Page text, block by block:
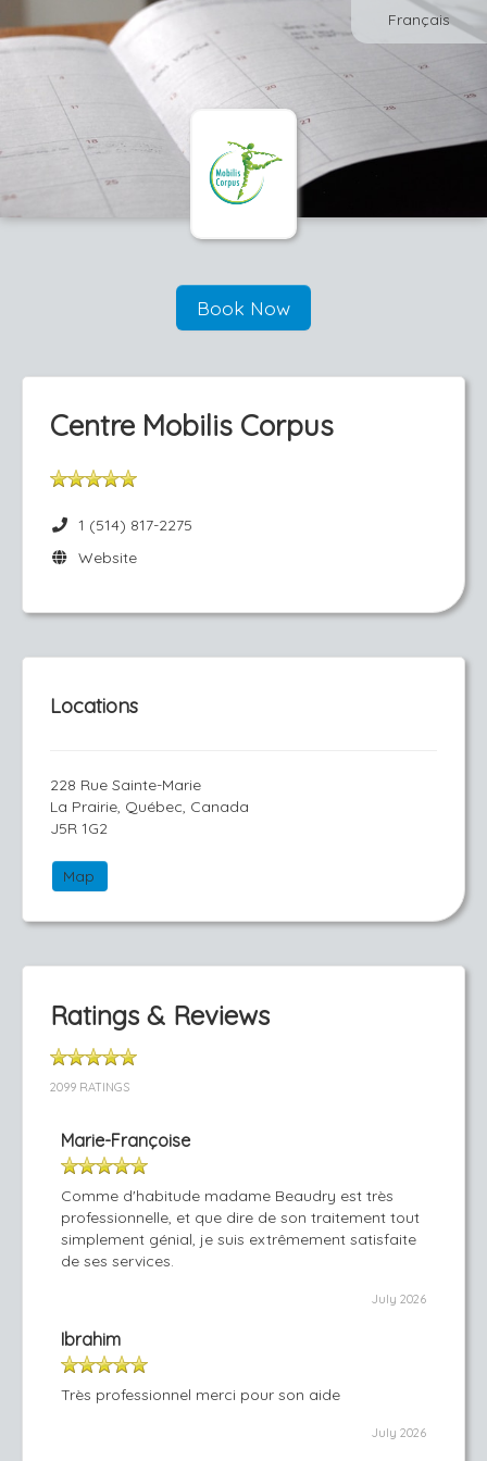
Français
Book Now
Centre Mobilis Corpus
1 (514) 817-2275
Website
Locations
228 Rue Sainte-Marie
La Prairie, Québec, Canada
J5R 1G2
Map
Ratings & Reviews
2099 RATINGS
Marie-Françoise
Comme d'habitude madame Beaudry est très
professionnelle, et que dire de son traitement tout
simplement génial, je suis extrêmement satisfaite
de ses services.
July 2026
Ibrahim
Très professionnel merci pour son aide
July 2026